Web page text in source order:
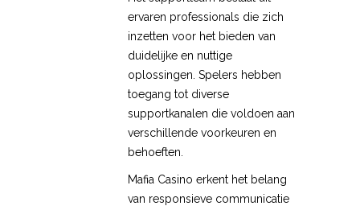
ervaren professionals die zich
inzetten voor het bieden van
duidelijke en nuttige
oplossingen. Spelers hebben
toegang tot diverse
supportkanalen die voldoen aan
verschillende voorkeuren en
behoeften.
Mafia Casino erkent het belang
van responsieve communicatie